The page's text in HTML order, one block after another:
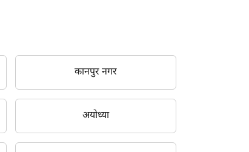
कानपुर नगर
अयोध्या